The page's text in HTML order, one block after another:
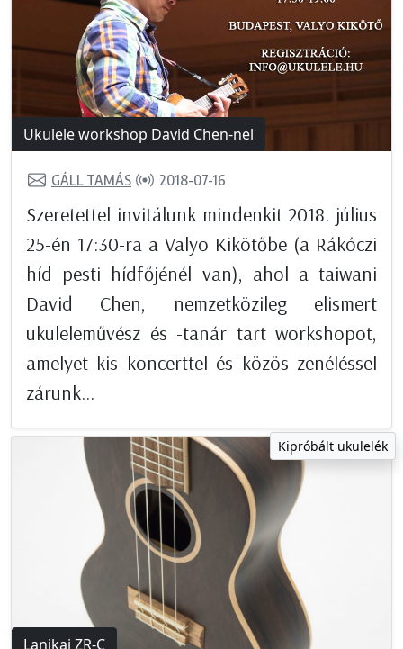
Ukulele workshop David Chen-nel
GÁLL TAMÁS 2018-07-16
Szeretettel invitálunk mindenkit 2018. július
25-én 17:30-ra a Valyo Kikötőbe (a Rákóczi
híd pesti hídfőjénél van), ahol a taiwani
David Chen, nemzetközileg elismert
ukuleleművész és -tanár tart workshopot,
amelyet kis koncerttel és közös zenéléssel
zárunk...
Kipróbált ukulelék
Lanikai ZR-C